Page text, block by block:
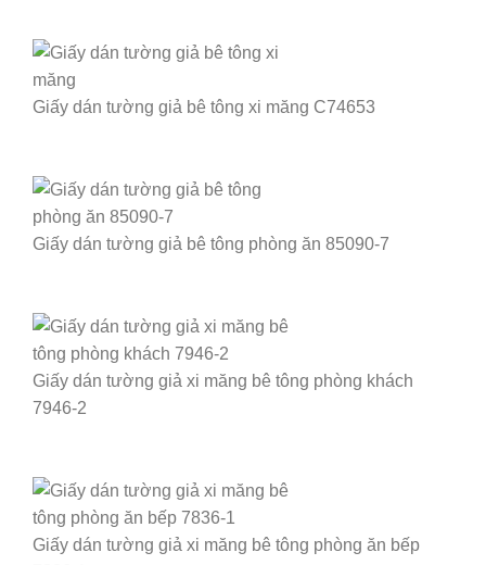
Giấy dán tường giả bê tông xi măng C74653
Giấy dán tường giả bê tông phòng ăn 85090-7
Giấy dán tường giả xi măng bê tông phòng khách
7946-2
Giấy dán tường giả xi măng bê tông phòng ăn bếp